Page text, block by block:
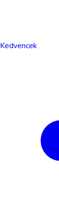
Kedvencek